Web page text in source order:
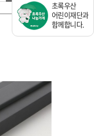
초록우산
어린이재단과
함께합니다.